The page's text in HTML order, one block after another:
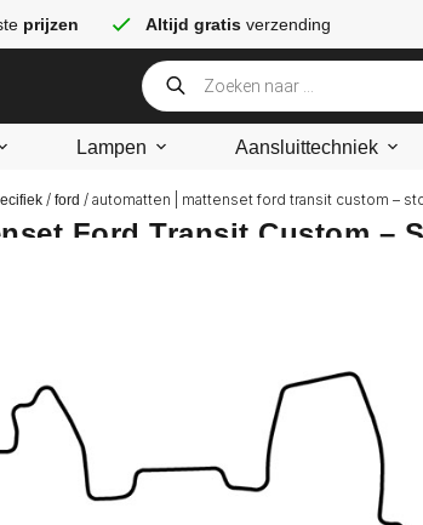
prijzen Altijd gratis verzending
Lampen Aansluittechniek
/ford / automatten | mattenset ford transit custom –
Ford Transit Custom –